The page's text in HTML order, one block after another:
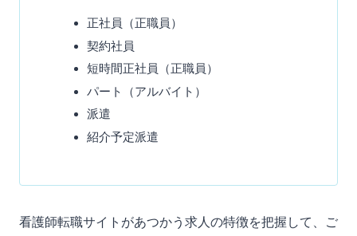
正社員（正職員）
契約社員
短時間正社員（正職員）
パート（アルバイト）
派遣
紹介予定派遣
看護師転職サイトがあつかう求人の特徴を把握して、ご